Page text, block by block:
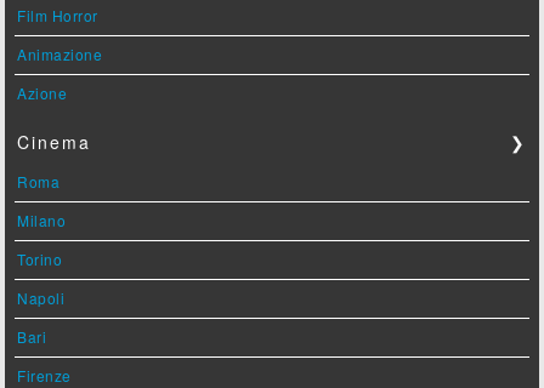
Film Horror
Animazione
Azione
Cinema ❯
Roma
Milano
Torino
Napoli
Bari
Firenze